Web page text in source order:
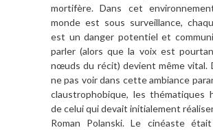
mortifère. Dans cet
monde est sous surveillance,
est un danger potentiel et
parler (alors que la voix est
nœuds du récit) devient même vital.
ne pas voir dans cette ambiance
claustrophobique, les thématiques
de celui qui devait initialement
Roman Polanski. Le cinéaste